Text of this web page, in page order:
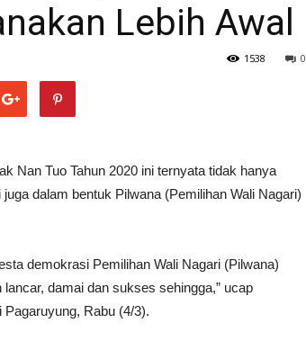
Lebih Awal
0
1538
Nan Tuo Tahun 2020 ini ternyata tidak hanya
dalam bentuk Pilwana (Pemilihan Wali Nagari)
demokrasi Pemilihan Wali Nagari (Pilwana)
damai dan sukses sehingga,” ucap
Rabu (4/3).